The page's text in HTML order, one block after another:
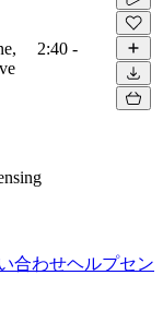
2:40 -
合わせヘルプセン